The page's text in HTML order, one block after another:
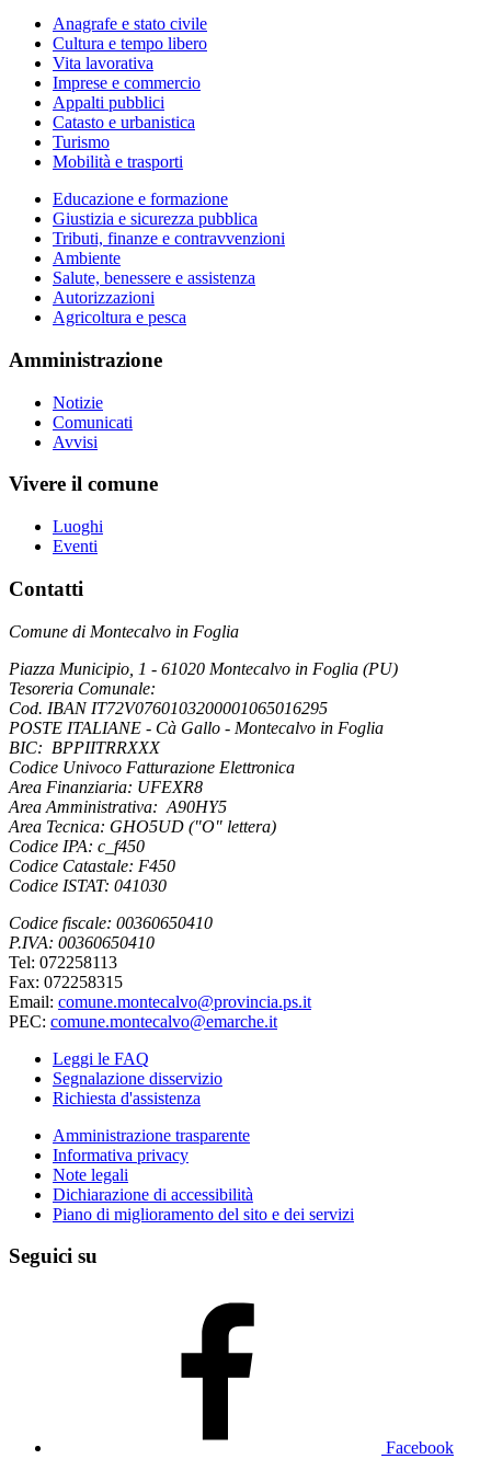
Anagrafe e stato civile
Cultura e tempo libero
Vita lavorativa
Imprese e commercio
Appalti pubblici
Catasto e urbanistica
Turismo
Mobilità e trasporti
Educazione e formazione
Giustizia e sicurezza pubblica
Tributi, finanze e contravvenzioni
Ambiente
Salute, benessere e assistenza
Autorizzazioni
Agricoltura e pesca
Amministrazione
Notizie
Comunicati
Avvisi
Vivere il comune
Luoghi
Eventi
Contatti
Comune di Montecalvo in Foglia
Piazza Municipio, 1 - 61020 Montecalvo in Foglia (PU)
Tesoreria Comunale:
Cod. IBAN IT72V0760103200001065016295
POSTE ITALIANE - Cà Gallo - Montecalvo in Foglia
BIC: BPPIITRRXXX
Codice Univoco Fatturazione Elettronica
Area Finanziaria: UFEXR8
Area Amministrativa: A90HY5
Area Tecnica: GHO5UD ("O" lettera)
Codice IPA: c_f450
Codice Catastale: F450
Codice ISTAT: 041030
Codice fiscale: 00360650410
P.IVA: 00360650410
Tel: 072258113
Fax: 072258315
Email: comune.montecalvo@provincia.ps.it
PEC: comune.montecalvo@emarche.it
Leggi le FAQ
Segnalazione disservizio
Richiesta d'assistenza
Amministrazione trasparente
Informativa privacy
Note legali
Dichiarazione di accessibilità
Piano di miglioramento del sito e dei servizi
Seguici su
Facebook